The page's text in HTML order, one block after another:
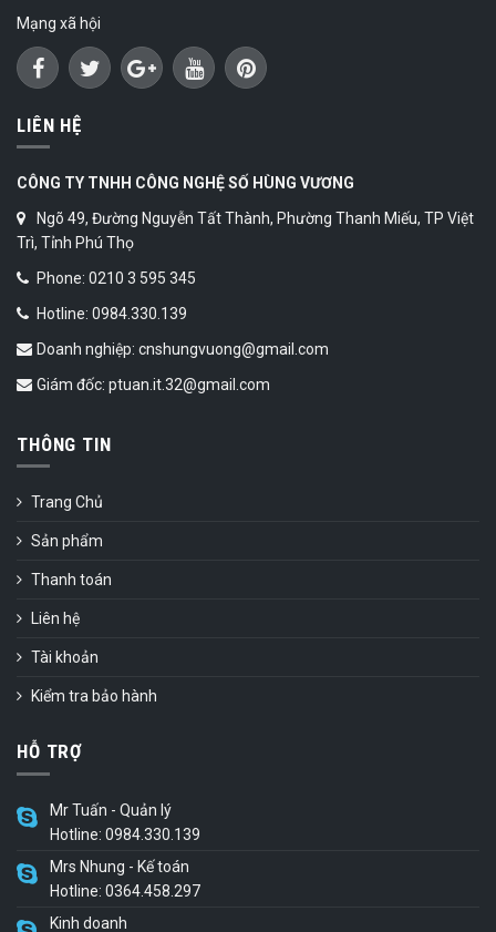
Mạng xã hội
LIÊN HỆ
CÔNG TY TNHH CÔNG NGHỆ SỐ HÙNG VƯƠNG
Ngõ 49, Đường Nguyễn Tất Thành, Phường Thanh Miếu, TP Việt
Trì, Tỉnh Phú Thọ
Phone: 0210 3 595 345
Hotline: 0984.330.139
Doanh nghiệp: cnshungvuong@gmail.com
Giám đốc: ptuan.it.32@gmail.com
THÔNG TIN
Trang Chủ
Sản phẩm
Thanh toán
Liên hệ
Tài khoản
Kiểm tra bảo hành
HỖ TRỢ
Mr Tuấn - Quản lý
Hotline: 0984.330.139
Mrs Nhung - Kế toán
Hotline: 0364.458.297
Kinh doanh